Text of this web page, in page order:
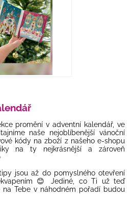
promění v adventní kalendář, ve
naše nejoblíbenější vánoční
kódy na zboží z našeho e-shopu
na ty nejkrásnější a zároveň
jsou až do pomyslného otevření
😊 Jediné, co Ti už teď
Tebe v náhodném pořadí budou